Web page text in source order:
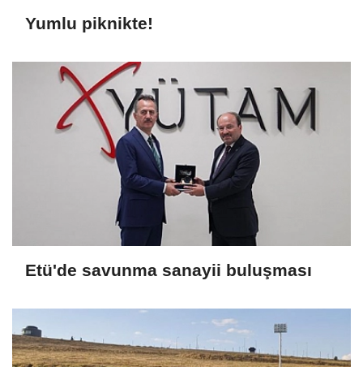
Yumlu piknikte!
Etü'de savunma sanayii buluşması